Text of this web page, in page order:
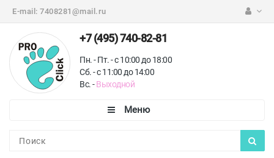
E-mail: 7408281@mail.ru
+7 (495) 740-82-81
Пн. - Пт. - с 10:00 до 18:00
Сб. - с 11:00 до 14:00
Вс. -Выходной